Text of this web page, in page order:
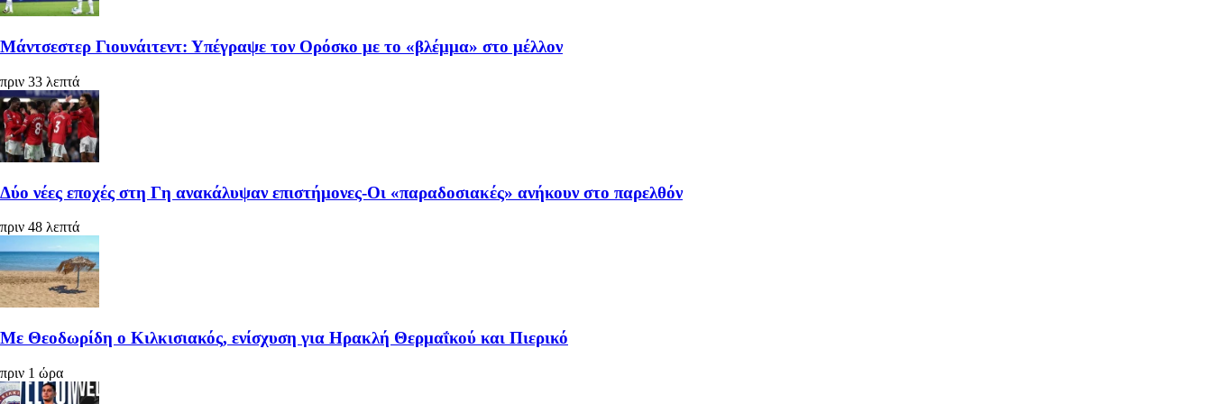
Μάντσεστερ Γιουνάιτεντ: Υπέγραψε τον Ορόσκο με το «βλέμμα» στο μέλλον
πριν 33 λεπτά
Δύο νέες εποχές στη Γη ανακάλυψαν επιστήμονες‑Oι «παραδοσιακές» ανήκουν στο παρελθόν
πριν 48 λεπτά
Με Θεοδωρίδη ο Κιλκισιακός, ενίσχυση για Ηρακλή Θερμαΐκού και Πιερικό
πριν 1 ώρα